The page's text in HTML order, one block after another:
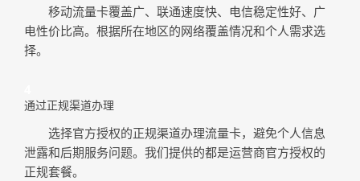
移动流量卡覆盖广、联通速度快、电信稳定性好、广
电性价比高。根据所在地区的网络覆盖情况和个人需求选
择。
通过正规渠道办理
选择官方授权的正规渠道办理流量卡，避免个人信息
泄露和后期服务问题。我们提供的都是运营商官方授权的
正规套餐。